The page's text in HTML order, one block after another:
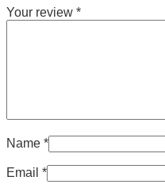
Your review *
Name *
Email *